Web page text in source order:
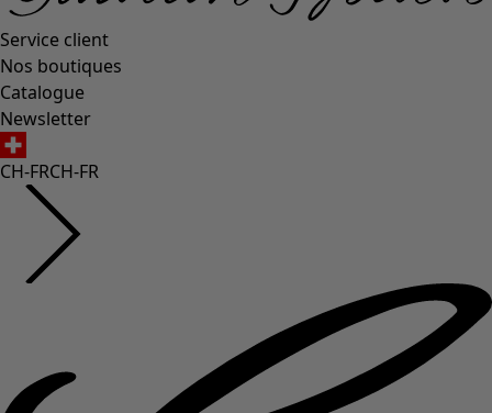
Service client
Nos boutiques
Catalogue
Newsletter
CH-FRCH-FR